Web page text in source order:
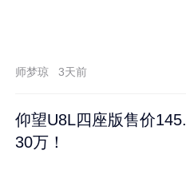
师梦琼 3天前
仰望U8L四座版售价
30万！